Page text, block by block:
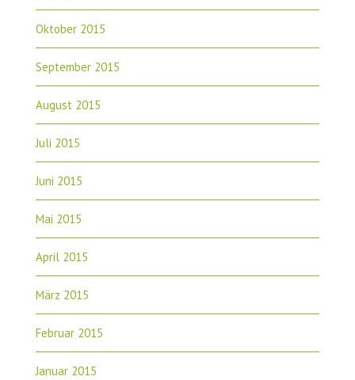
Oktober 2015
September 2015
August 2015
Juli 2015
Juni 2015
Mai 2015
April 2015
März 2015
Februar 2015
Januar 2015